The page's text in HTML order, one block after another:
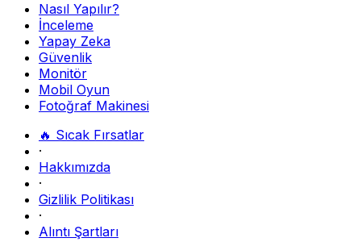
Nasıl Yapılır?
İnceleme
Yapay Zeka
Güvenlik
Monitör
Mobil Oyun
Fotoğraf Makinesi
🔥 Sıcak Fırsatlar
·
Hakkımızda
·
Gizlilik Politikası
·
Alıntı Şartları